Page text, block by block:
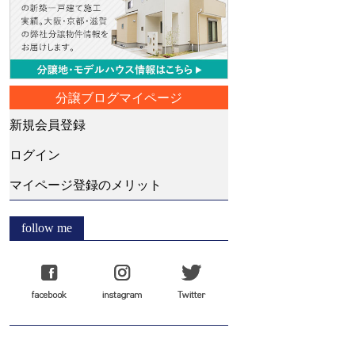
分譲ブログマイページ
新規会員登録
ログイン
マイページ登録のメリット
follow me